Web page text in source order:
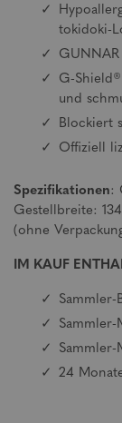
tokidoki-
G-
und
Blockiert
Offiziell
Spezifikationen:
Gestellbreite:
(ohne
IM KAUF
Sammler-
Sammler-
Sammler-
24